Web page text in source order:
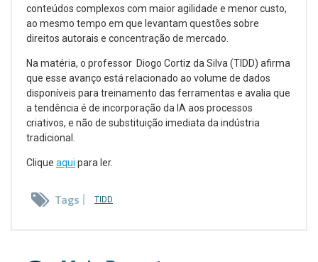
conteúdos complexos com maior agilidade e menor custo,
ao mesmo tempo em que levantam questões sobre
direitos autorais e concentração de mercado.
Na matéria, o professor Diogo Cortiz da Silva (TIDD) afirma
que esse avanço está relacionado ao volume de dados
disponíveis para treinamento das ferramentas e avalia que
a tendência é de incorporação da IA aos processos
criativos, e não de substituição imediata da indústria
tradicional.
Clique aqui para ler.
Tags TIDD